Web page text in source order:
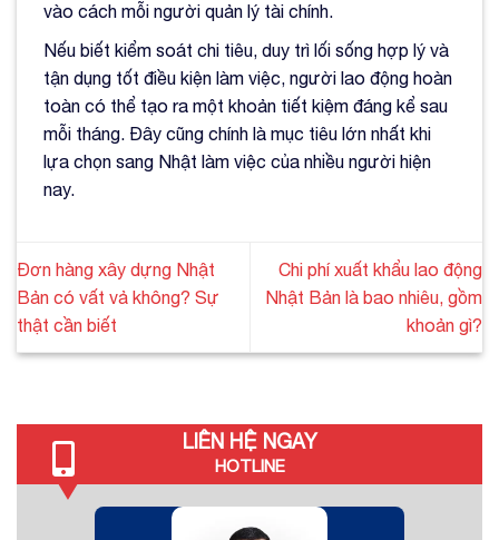
vào cách mỗi người quản lý tài chính.
Nếu biết kiểm soát chi tiêu, duy trì lối sống hợp lý và
tận dụng tốt điều kiện làm việc, người lao động hoàn
toàn có thể tạo ra một khoản tiết kiệm đáng kể sau
mỗi tháng. Đây cũng chính là mục tiêu lớn nhất khi
lựa chọn sang Nhật làm việc của nhiều người hiện
nay.
Đơn hàng xây dựng Nhật
Bản có vất vả không? Sự
thật cần biết
Chi phí xuất khẩu lao động
Nhật Bản là bao nhiêu, gồm
khoản gì?
LIÊN HỆ NGAY
HOTLINE